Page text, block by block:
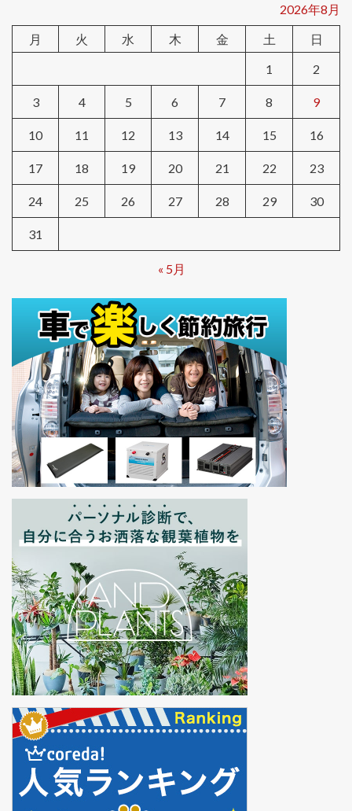
2026年8月
月
火 水 木 金 土
日
1
2
3 4 5 6 7 8 9
10 11 12 13 14 15 16
17 18 19 20 21 22 23
24 25 26 27 28 29 30
31
« 5月